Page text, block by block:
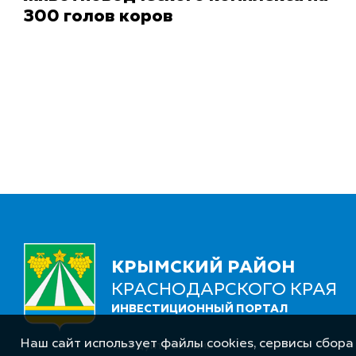
300 голов коров
КРЫМСКИЙ РАЙОН
КРАСНОДАРСКОГО КРАЯ
ИНВЕСТИЦИОННЫЙ ПОРТАЛ
Следуйте за нами
Наш сайт использует файлы cookies, сервисы